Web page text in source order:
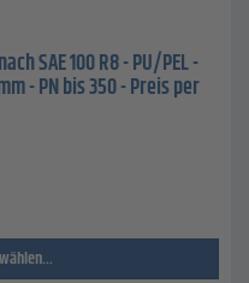
SAE 100 R8 - PU/PEL -
- PN bis 350 - Preis per